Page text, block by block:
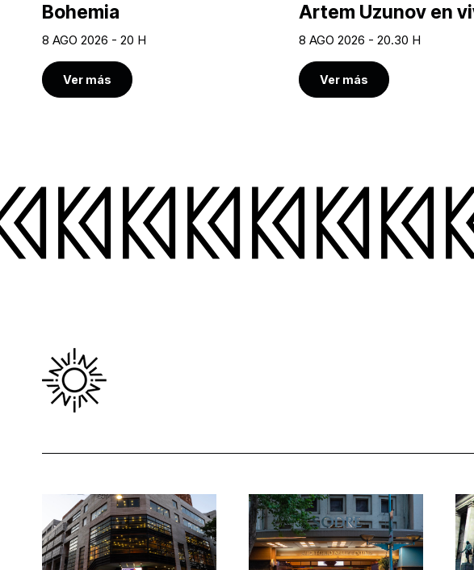
Bohemia
8 AGO 2026 - 20 H
Ver más
Artem Uzunov en
8 AGO 2026 - 20.30 H
Ver más